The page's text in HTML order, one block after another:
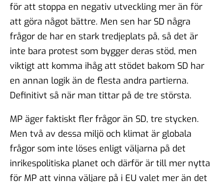
för att stoppa en negativ utveckling mer än för
att göra något bättre. Men sen har SD några
frågor de har en stark tredjeplats på, så det är
inte bara protest som bygger deras stöd, men
viktigt att komma ihåg att stödet bakom SD har
en annan logik än de flesta andra partierna.
Definitivt så när man tittar på de tre största.
MP äger faktiskt fler frågor än SD, tre stycken.
Men två av dessa miljö och klimat är globala
frågor som inte löses enligt väljarna på det
inrikespolitiska planet och därför är till mer nytta
för MP att vinna väljare på i EU valet mer än det